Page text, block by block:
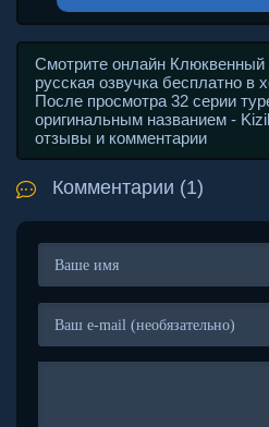
Смотрите онлайн Клюквенный
русская озвучка бесплатно в
После просмотра 32 серии
оригинальным названием -
отзывы и комментарии
Комментарии (1)